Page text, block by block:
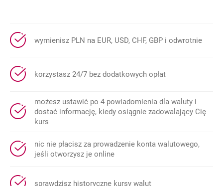
wymienisz PLN na EUR, USD, CHF, GBP i odwrotnie
korzystasz 24/7 bez dodatkowych opłat
możesz ustawić po 4 powiadomienia dla waluty i
dostać informację, kiedy osiągnie zadowalający Cię
kurs
nic nie płacisz za prowadzenie konta walutowego,
jeśli otworzysz je online
sprawdzisz historyczne kursy walut